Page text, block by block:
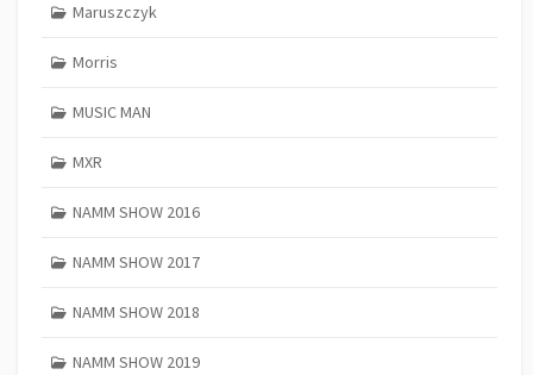
Maruszczyk
Morris
MUSIC MAN
MXR
NAMM SHOW 2016
NAMM SHOW 2017
NAMM SHOW 2018
NAMM SHOW 2019